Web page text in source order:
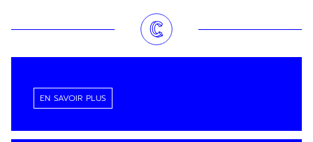
EN SAVOIR PLUS
Inscription
Newsletter